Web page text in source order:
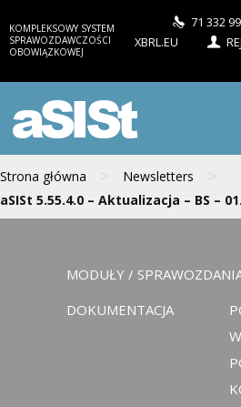
KOMPLEKSOWY SYSTEM
SPRAWOZDAWCZOŚCI
OBOWIĄZKOWEJ
71 332
XBRL.EU
aSISt
Strona główna > Newsletters >
aSISt 5.55.4.0 – Aktualizacja – BS –
MODUŁY /
DOKUMENTACJA